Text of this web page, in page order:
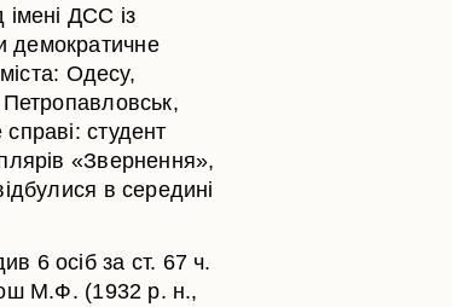
імені ДСС із
демократичне
Одесу,
студент
«Звернення»,
в середині
6 осіб за ст. 67 ч.
М.Ф. (1932 р. н.,